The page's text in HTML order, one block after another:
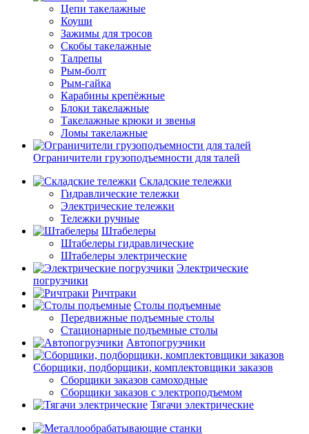
Цепи такелажные
Коуши
Зажимы для тросов
Скобы такелажные
Талрепы
Рым-болт
Рым-гайка
Карабины крепёжные
Блоки такелажные
Такелажные крюки и звенья
Ломы такелажные
Ограничители грузоподъемности для талей
Складские тележки
Гидравлические тележки
Электрические тележки
Тележки ручные
Штабелеры
Штабелеры гидравлические
Штабелеры электрические
Электрические
погрузчики
Ричтраки
Столы подъемные
Передвижные подъемные столы
Стационарные подъемные столы
Автопогрузчики
Сборщики, подборщики, комплектовщики заказов
Сборщики заказов самоходные
Сборщики заказов с электроподъемом
Тягачи электрические